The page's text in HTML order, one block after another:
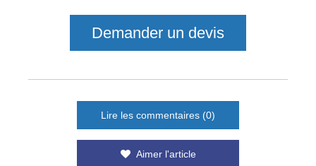
Demander un devis
Lire les commentaires (0)
Aimer l'article